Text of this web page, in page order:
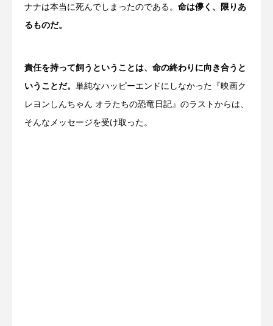
ナナは本当に死んでしまったのである。 命は儚く、限りあ
るものだ。
責任を持って飼うということは、命の終わりに向き合うと
いうことだ。 単純なハッピーエンドにしなかった『映画ク
レヨンしんちゃん オラたちの恐竜日記』のラストからは、
そんなメッセージを受け取った。